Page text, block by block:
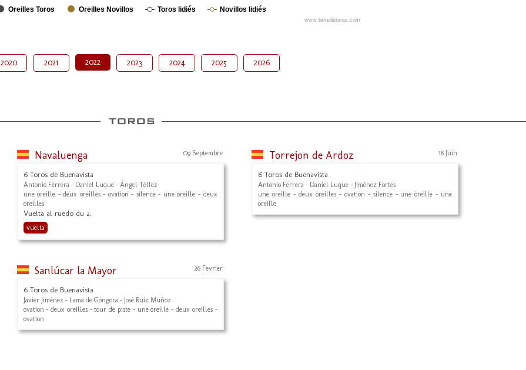
Oreilles Toros Oreilles Novillos Toros lidiés Novillos lidiés
www.terredetoros.com
2020 2021 2022 2023 2024 2025 2026
Navaluenga 09 Septembre
6 Toros de Buenavista
Antonio Ferrera - Daniel Luque - Ángel Téllez
une oreille - deux oreilles - ovation - silence - une oreille - deux
oreilles
Vuelta al ruedo du 2.
vuelta
Torrejon de Ardoz 18 Juin
6 Toros de Buenavista
Antonio Ferrera - Daniel Luque - Jiménez Fortes
une oreille - deux oreilles - ovation - silence - une oreille - une
oreille
Sanlúcar la Mayor 26 Fevrier
6 Toros de Buenavista
Javier Jiménez - Lama de Góngora - José Ruiz Muñoz
ovation - deux oreilles - tour de piste - une oreille - deux oreilles -
ovation